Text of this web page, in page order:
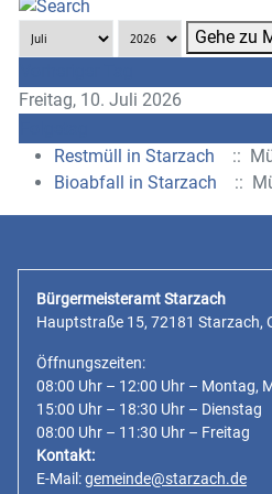
Gehe zu
Freitag, 10. Juli 2026
Restmüll in Starzach
::
Bioabfall in Starzach
::
Bürgermeisteramt Starzach
Hauptstraße 15, 72181 Starzach,
Öffnungszeiten:
08:00 Uhr – 12:00 Uhr – Montag,
15:00 Uhr – 18:30 Uhr – Dienstag
08:00 Uhr – 11:30 Uhr – Freitag
Kontakt:
E-Mail:gemeinde@starzach.de